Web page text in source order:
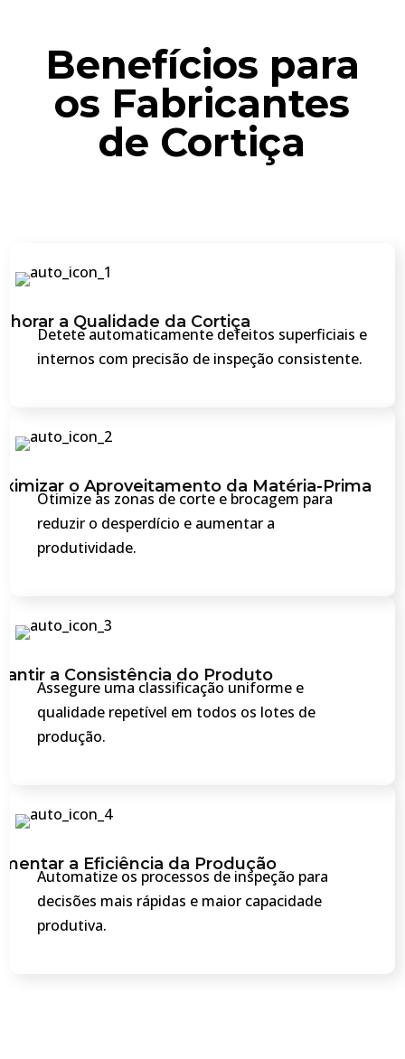
Benefícios para
os Fabricantes
de Cortiça
a Qualidade da Cortiça
Detete automaticamente defeitos superficiais e
internos com precisão de inspeção consistente.
o Aproveitamento da Matéria-Prima
Otimize as zonas de corte e brocagem para
reduzir o desperdício e aumentar a
produtividade.
a Consistência do Produto
Assegure uma classificação uniforme e
qualidade repetível em todos os lotes de
produção.
a Eficiência da Produção
Automatize os processos de inspeção para
decisões mais rápidas e maior capacidade
produtiva.